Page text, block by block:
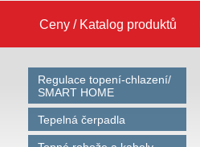
Ceny / Katalog produktů
Regulace topení-chlazení/
SMART HOME
Tepelná čerpadla